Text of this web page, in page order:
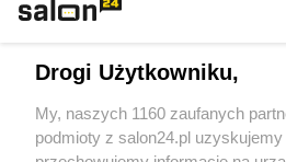
Sport
Społeczeństwo
Drogi Użytkowniku,
My, naszych 1160 zaufanych
podmioty z salon24.pl uzyskujemy